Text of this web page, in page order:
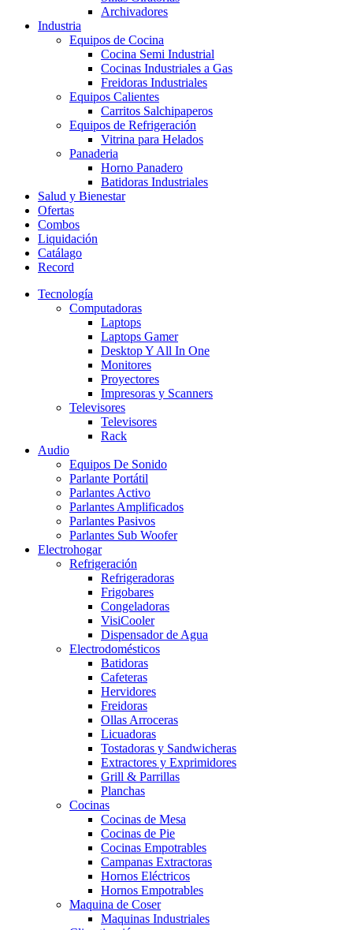
Archivadores
Industria
Equipos de Cocina
Cocina Semi Industrial
Cocinas Industriales a Gas
Freidoras Industriales
Equipos Calientes
Carritos Salchipaperos
Equipos de Refrigeración
Vitrina para Helados
Panaderia
Horno Panadero
Batidoras Industriales
Salud y Bienestar
Ofertas
Combos
Liquidación
Catálago
Record
Tecnología
Computadoras
Laptops
Laptops Gamer
Desktop Y All In One
Monitores
Proyectores
Impresoras y Scanners
Televisores
Televisores
Rack
Audio
Equipos De Sonido
Parlante Portátil
Parlantes Activo
Parlantes Amplificados
Parlantes Pasivos
Parlantes Sub Woofer
Electrohogar
Refrigeración
Refrigeradoras
Frigobares
Congeladoras
VisiCooler
Dispensador de Agua
Electrodomésticos
Batidoras
Cafeteras
Hervidores
Freidoras
Ollas Arroceras
Licuadoras
Tostadoras y Sandwicheras
Extractores y Exprimidores
Grill & Parrillas
Planchas
Cocinas
Cocinas de Mesa
Cocinas de Pie
Cocinas Empotrables
Campanas Extractoras
Hornos Eléctricos
Hornos Empotrables
Maquina de Coser
Maquinas Industriales